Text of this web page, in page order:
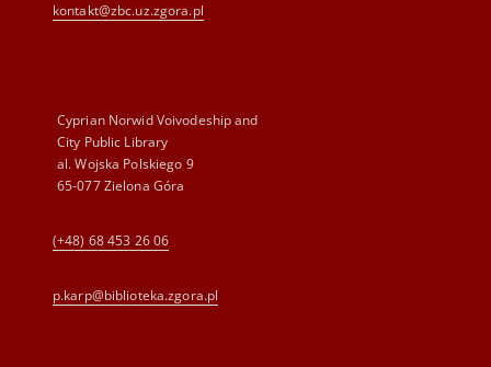
kontakt@zbc.uz.zgora.pl
Cyprian Norwid Voivodeship and
City Public Library
al. Wojska Polskiego 9
65-077 Zielona Góra
(+48) 68 453 26 06
p.karp@biblioteka.zgora.pl